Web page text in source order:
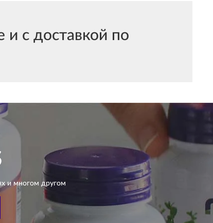
с доставкой по
и многом другом